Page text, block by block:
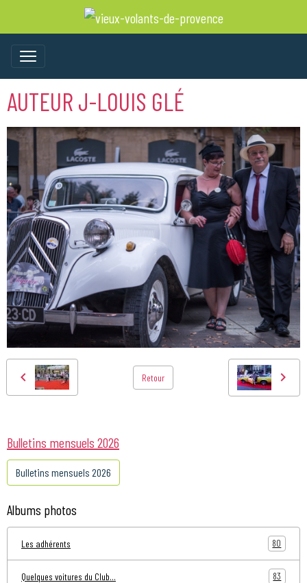
AUTEUR J-LOUIS GLÉ
Retour
Bulletins mensuels 2026
Bulletins mensuels 2026
Albums photos
Les adhérents 80
Quelques voitures du Club... 83